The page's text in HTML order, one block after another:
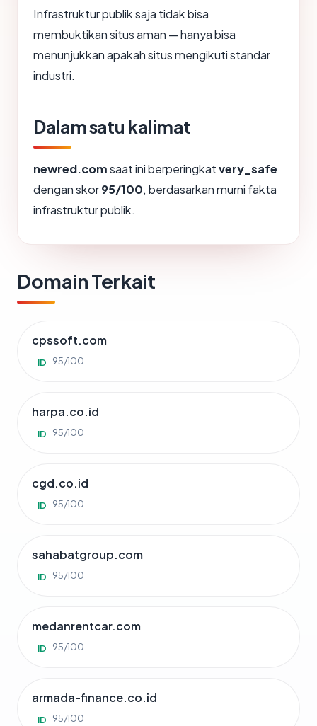
Infrastruktur publik saja tidak bisa
membuktikan situs aman — hanya bisa
menunjukkan apakah situs mengikuti standar
industri.
Dalam satu kalimat
newred.comsaat ini berperingkatvery_safe
dengan skor95/100, berdasarkan murni fakta
infrastruktur publik.
Domain Terkait
cpssoft.com
ID 95/100
harpa.co.id
ID 95/100
cgd.co.id
ID 95/100
sahabatgroup.com
ID 95/100
medanrentcar.com
ID 95/100
armada-finance.co.id
ID 95/100